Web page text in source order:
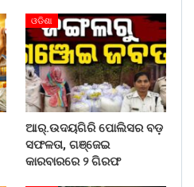
ଓଡିଶା
ଆର୍.ଉଦୟଗିରି ପୋଲିସର ବଡ଼
ସଫଳତା, ଗଞ୍ଜେଇ
କାରବାରରେ ୨ ଗିରଫ